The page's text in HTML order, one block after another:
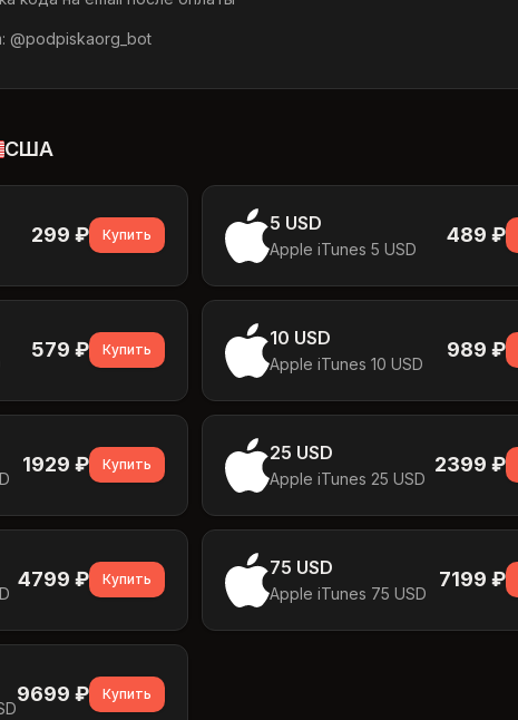
@podpiskaorg_bot
США
299 ₽ Купить
5 USD
Apple iTunes 5 USD
489 ₽
579 ₽ Купить
10 USD
Apple iTunes 10 USD
989 ₽
1929 ₽ Купить
25 USD
Apple iTunes 25 USD
2399 ₽
4799 ₽ Купить
75 USD
Apple iTunes 75 USD
7199 ₽
9699 ₽ Купить